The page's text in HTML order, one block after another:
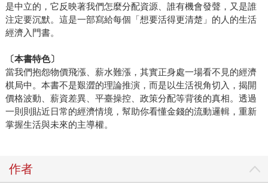
是中立的，它反映著我們怎麼分配資源、誰有機會發聲，又是誰
注定要沉默。這是一部寫給每個「想要活得更清楚」的人的生活
經濟入門書。
〔本書特色〕
當我們抱怨物價飛漲、薪水難漲，其實正身處一場看不見的經濟
棋局中。本書不是艱澀的理論推演，而是以生活視角切入，揭開
價格波動、薪資差異、平臺操控、政策分配等背後的真相。透過
一則則貼近日常的經濟情境，幫助你看懂金錢的流動邏輯，重新
掌握生活與未來的主導權。
作者